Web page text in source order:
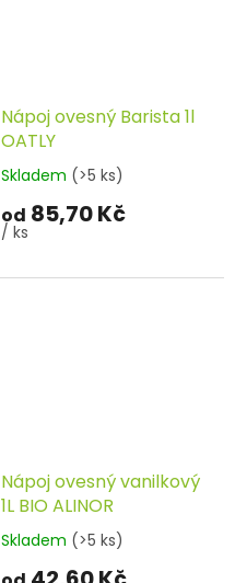
Nápoj ovesný Barista 1l
OATLY
Skladem (>5 ks)
od 85,70 Kč
/ ks
Nápoj ovesný vanilkový
1L BIO ALINOR
Skladem (>5 ks)